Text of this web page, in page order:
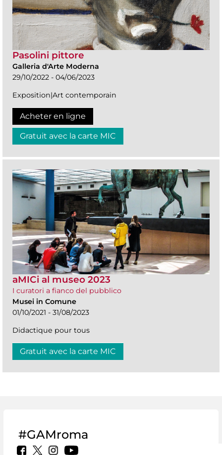
Pasolini pittore
Galleria d'Arte Moderna
29/10/2022 - 04/06/2023
Exposition|Art contemporain
Acheter en ligne
Gratuit avec la carte MIC
aMICi al museo 2023
I curatori a fianco del pubblico
Musei in Comune
01/10/2021 - 31/08/2023
Didactique pour tous
Gratuit avec la carte MIC
#GAMroma